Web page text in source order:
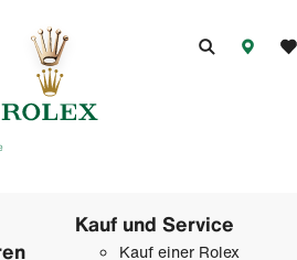
Kauf und Service
Kauf einer Rolex